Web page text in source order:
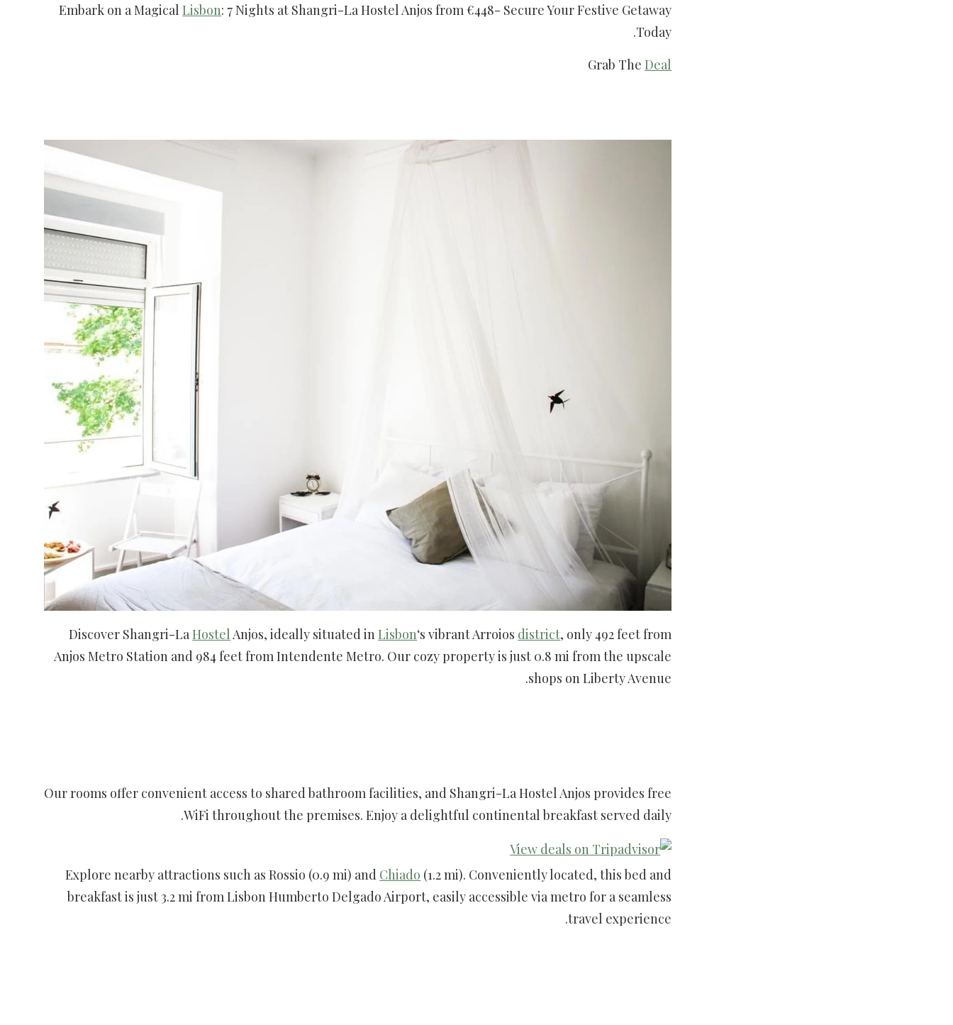
Embark on a MagicalLisbon: 7 Nights at Shangri-La Hostel Anjos from €448- Secure Your Festive Getaway
Today.
Grab TheDeal
Discover Shangri-LaHostelAnjos, ideally situated inLisbon‘s vibrant Arroios district, only 492 feet from
Anjos Metro Station and 984 feet from Intendente Metro. Our cozy property is just 0.8 mi from the upscale
shops on Liberty Avenue.
Our rooms offer convenient access to shared bathroom facilities, and Shangri-La Hostel Anjos provides free
WiFi throughout the premises. Enjoy a delightful continental breakfast served daily.
Explore nearby attractions such as Rossio (0.9 mi) and Chiado (1.2 mi). Conveniently located, this bed and
breakfast is just 3.2 mi from Lisbon Humberto Delgado Airport, easily accessible via metro for a seamless
travel experience.